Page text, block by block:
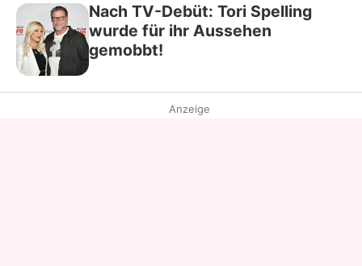
Nach TV-Debüt: Tori Spelling
wurde für ihr Aussehen
gemobbt!
Anzeige